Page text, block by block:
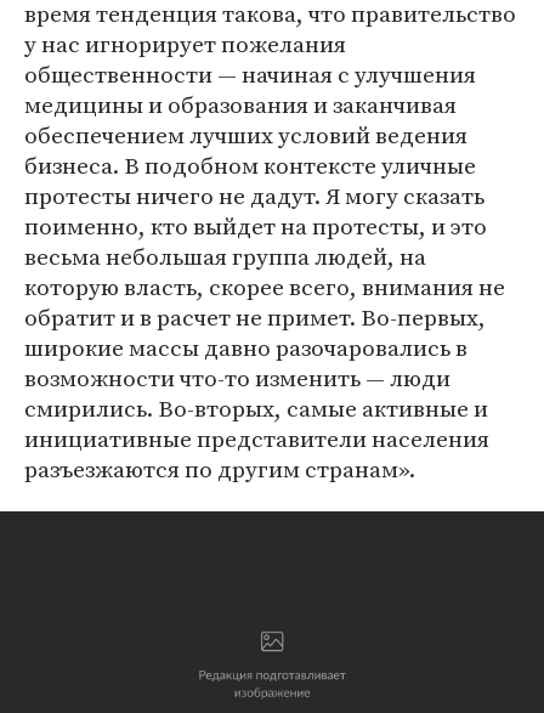
время тенденция такова, что правительство
у нас игнорирует пожелания
общественности — начиная с улучшения
медицины и образования и заканчивая
обеспечением лучших условий ведения
бизнеса. В подобном контексте уличные
протесты ничего не дадут. Я могу сказать
поименно, кто выйдет на протесты, и это
весьма небольшая группа людей, на
которую власть, скорее всего, внимания не
обратит и в расчет не примет. Во-первых,
широкие массы давно разочаровались в
возможности что-то изменить — люди
смирились. Во-вторых, самые активные и
инициативные представители населения
разъезжаются по другим странам».